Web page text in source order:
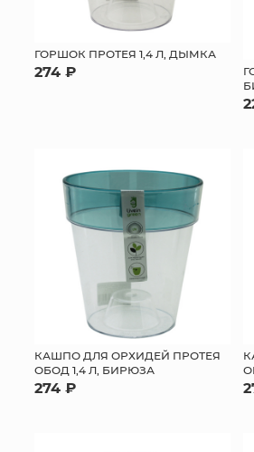
ГОРШОК ПРОТЕЯ 1,4 Л, ДЫМКА
274 ₽
КАШПО ДЛЯ ОРХИДЕЙ ПРОТЕЯ
ОБОД 1,4 Л, БИРЮЗА
274 ₽